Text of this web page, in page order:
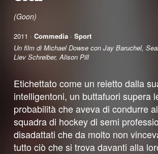
(Goon)
2011 · Commedia· Sport
Un film di Michael Dowse con Jay Baruchel,
Liev Schreiber, Alison Pill
Etichettato come un reietto dalla
intelligentoni, un buttafuori supera
probabilità che aveva di condurre
squadra di hockey di semi
disadattati che da molto non
tutto ciò che si trova davanti alla